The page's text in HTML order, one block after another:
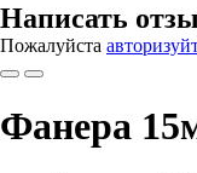
Написать
Пожалуйста
Фанера